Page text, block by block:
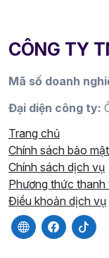
CÔNG TY
Mã số doanh
Đại diện công ty:
Trang chủ
Chính sách bảo mật
Chính sách dịch vụ
Phương thức thanh
Điều khoản dịch vụ